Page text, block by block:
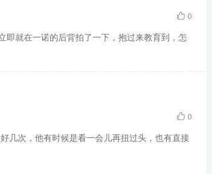
 0
即就在一诺的后背拍了一下，抱过来教育到，怎
 0
几次，他有时候是看一会儿再扭过头，也有直接